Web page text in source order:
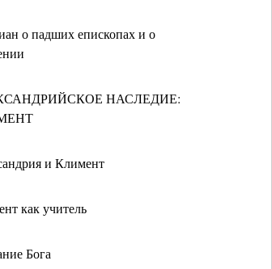
о падших епископах и о
НАСЛЕДИЕ:
и Климент
как учитель
Бога